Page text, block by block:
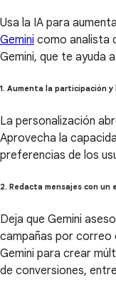
Usa la IA para
Gemini como analista
Gemini, que te ayuda
1. Aumenta la participación y
La personalización
Aprovecha la
preferencias de los
2. Redacta mensajes con un
Deja que Gemini
campañas por correo
Gemini para crear
de conversiones,